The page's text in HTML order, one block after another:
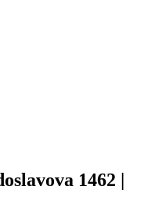
1462 |